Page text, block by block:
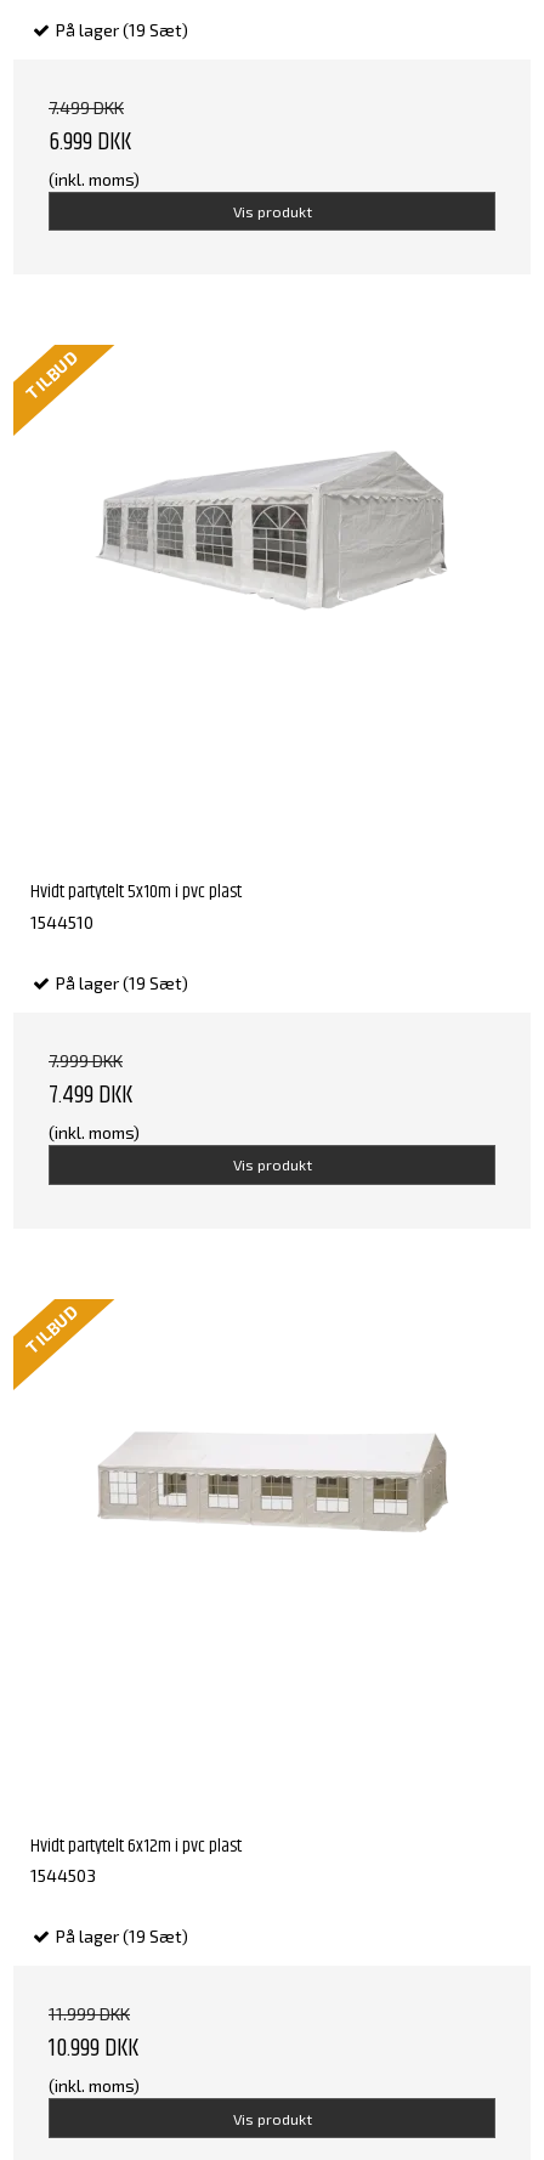
På lager (19 Sæt)
7.499 DKK
6.999 DKK
(inkl. moms)
Vis produkt
TILBUD
Hvidt partytelt 5x10m i pvc plast
1544510
På lager (19 Sæt)
7.999 DKK
7.499 DKK
(inkl. moms)
Vis produkt
TILBUD
Hvidt partytelt 6x12m i pvc plast
1544503
På lager (19 Sæt)
11.999 DKK
10.999 DKK
(inkl. moms)
Vis produkt